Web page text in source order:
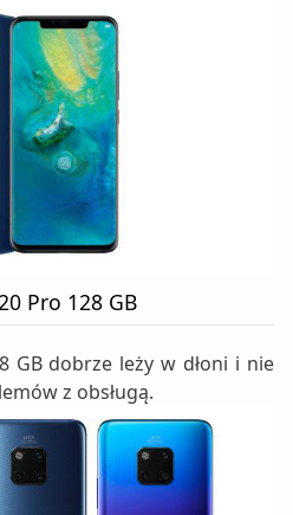
Pro 128 GB
GB dobrze leży w dłoni i nie
z obsługą.